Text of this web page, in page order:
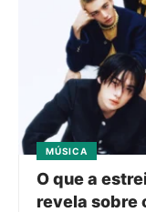
MÚSICA
O que a
revela sobre